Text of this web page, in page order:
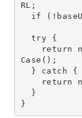
RL;
if
try {
return new
Case();
} catch {
return
}
}